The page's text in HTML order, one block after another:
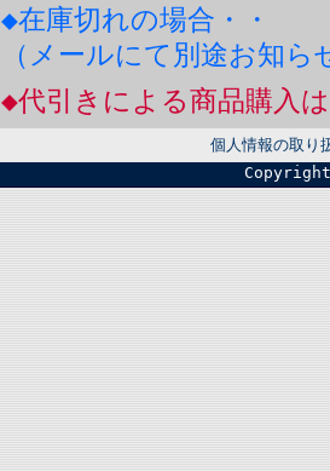
◆在庫切れの場合・・
（メールにて別途お知
◆代引きによる商品購入
個人情報の取り